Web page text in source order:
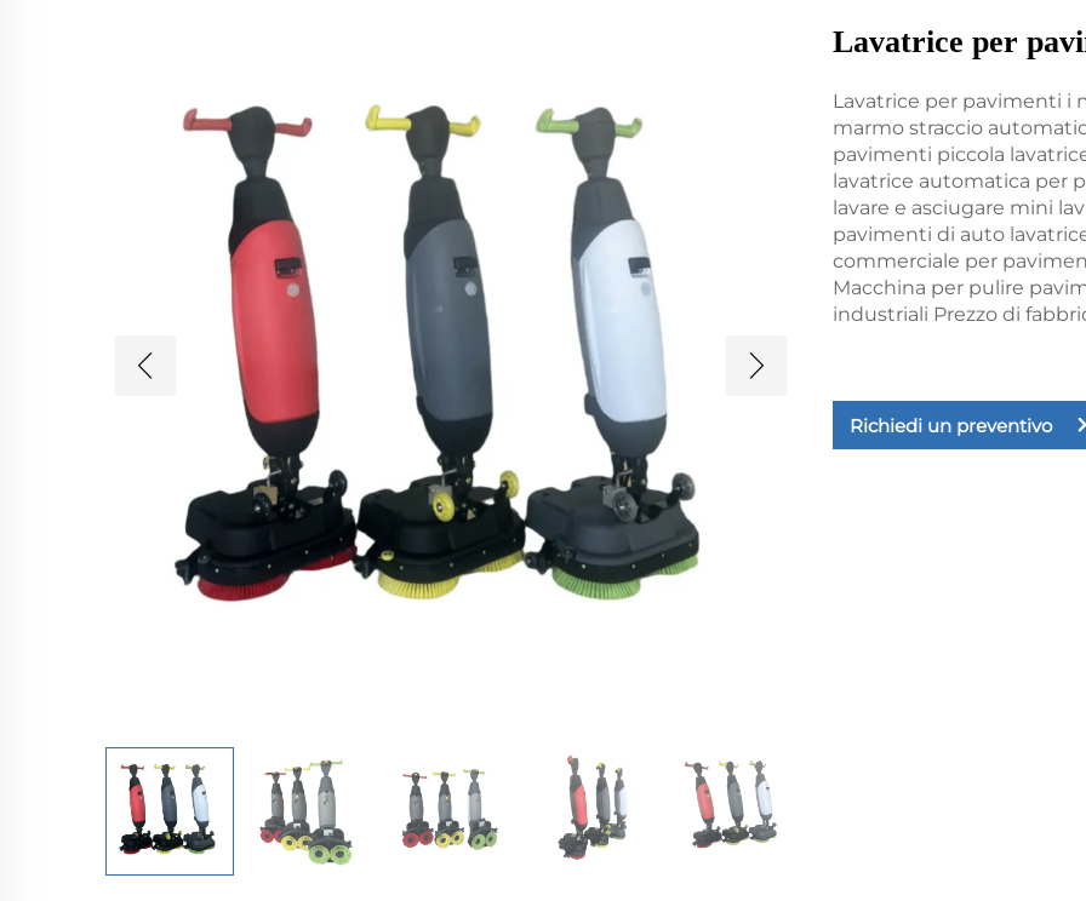
Lavatrice per
Lavatrice per pavimenti i
marmo straccio
pavimenti piccola
lavatrice automatica per
lavare e asciugare mini
pavimenti di auto
commerciale per
Macchina per pulire
industriali Prezzo di
Richiedi un preventivo